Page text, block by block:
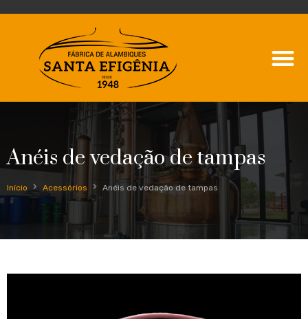
Anéis de vedação de tampas
Início Acessórios Anéis de vedação de tampas